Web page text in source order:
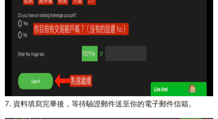
7. 資料填寫完畢後，等待驗證郵件送至你的電子郵件信箱。